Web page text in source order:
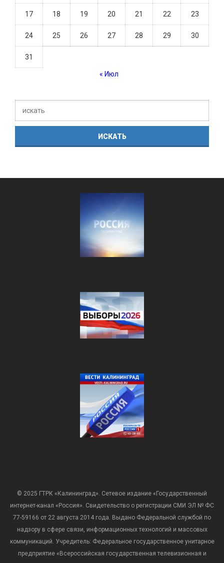
17 18 19 20 21 22 23
24 25 26 27 28 29 30
31
« Июл
© 2025 ГТРК «Калининград». Сетевое издание «Государственный
интернет-канал «Россия». Свидетельство о регистрации СМИ ЭЛ № ФС
77-59166 от 22 августа 2014 года. Выдано Федеральной службой по
надзору в сфере связи, информационных технологий и массовых
коммуникаций. Учредитель: Федеральное государственное унитарное
предприятие «Всероссийская государственная телевизионная и